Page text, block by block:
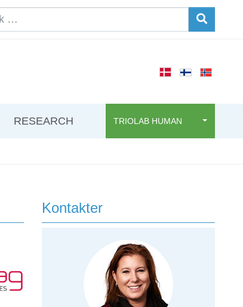
RESEARCH TRIOLAB HUMAN
Kontakter